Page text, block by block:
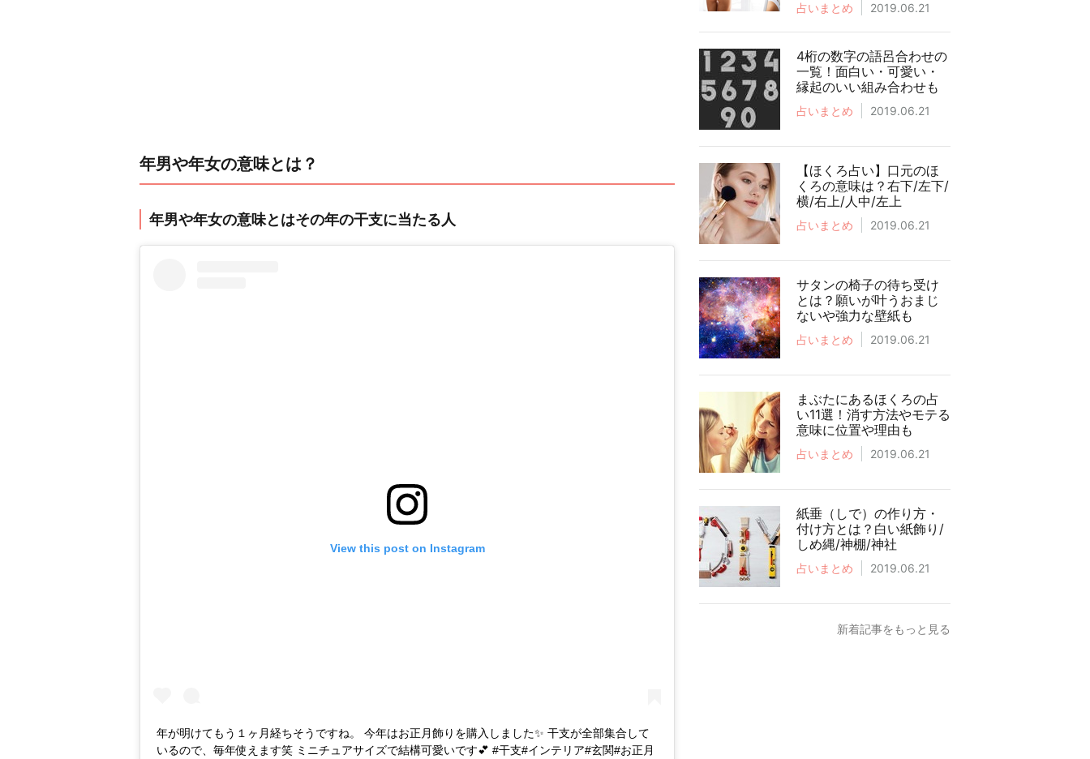
年男や年女の意味とは？
年男や年女の意味とはその年の干支に当たる人
View this post on Instagram
年が明けてもう１ヶ月経ちそうですね。 今年はお正月飾りを購入しました✨ 干支が全部集合して
いるので、毎年使えます笑 ミニチュアサイズで結構可愛いです💕 #干支#インテリア#玄関#お正月
占いまとめ 2019.06.21
4桁の数字の語呂合わせの
一覧！面白い・可愛い・
縁起のいい組み合わせも
占いまとめ 2019.06.21
【ほくろ占い】口元のほ
くろの意味は？右下/左下/
横/右上/人中/左上
占いまとめ 2019.06.21
サタンの椅子の待ち受け
とは？願いが叶うおまじ
ないや強力な壁紙も
占いまとめ 2019.06.21
まぶたにあるほくろの占
い11選！消す方法やモテる
意味に位置や理由も
占いまとめ 2019.06.21
紙垂（しで）の作り方・
付け方とは？白い紙飾り/
しめ縄/神棚/神社
占いまとめ 2019.06.21
新着記事をもっと見る